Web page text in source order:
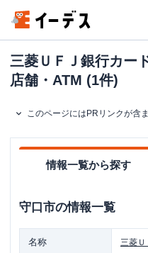
三菱ＵＦＪ銀行カー
店舗・ATM (1件)
このページにはPRリンクが含
情報一覧から探す
守口市の情報一覧
名称 三菱Ｕ